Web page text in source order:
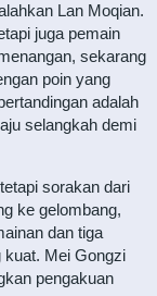
Lan Moqian.
juga pemain
sekarang
poin yang
adalah
selangkah demi
sorakan dari
ke gelombang,
dan tiga
kuat. Mei Gongzi
pengakuan